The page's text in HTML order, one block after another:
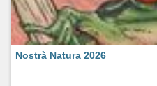
Nostrà Natura 2026